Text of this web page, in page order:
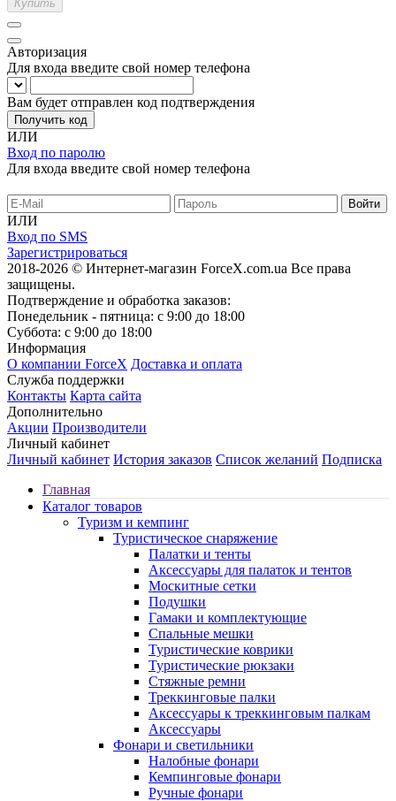
Купить
Авторизация
Для входа введите свой номер телефона
Вам будет отправлен код подтверждения
Получить код
ИЛИ
Вход по паролю
Для входа введите свой номер телефона
ИЛИ
Вход по SMS
Зарегистрироваться
2018-2026 © Интернет-магазин ForceX.com.ua Все права
защищены.
Подтверждение и обработка заказов:
Понедельник - пятница: с 9:00 до 18:00
Суббота: с 9:00 до 18:00
Информация
О компании ForceX Доставка и оплата
Служба поддержки
Контакты Карта сайта
Дополнительно
Акции Производители
Личный кабинет
Личный кабинет История заказов Список желаний Подписка
Главная
Каталог товаров
Туризм и кемпинг
Туристическое снаряжение
Палатки и тенты
Аксессуары для палаток и тентов
Москитные сетки
Подушки
Гамаки и комплектующие
Спальные мешки
Туристические коврики
Туристические рюкзаки
Стяжные ремни
Треккинговые палки
Аксессуары к треккинговым палкам
Аксессуары
Фонари и светильники
Налобные фонари
Кемпинговые фонари
Ручные фонари